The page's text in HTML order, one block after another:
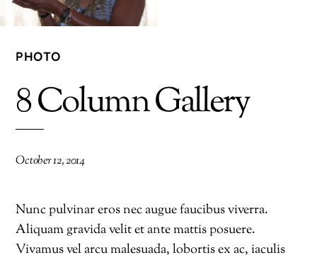
PHOTO
8 Column Gallery
October 12, 2014
Nunc pulvinar eros nec augue faucibus viverra.
Aliquam gravida velit et ante mattis posuere.
Vivamus vel arcu malesuada, lobortis ex ac, iaculis